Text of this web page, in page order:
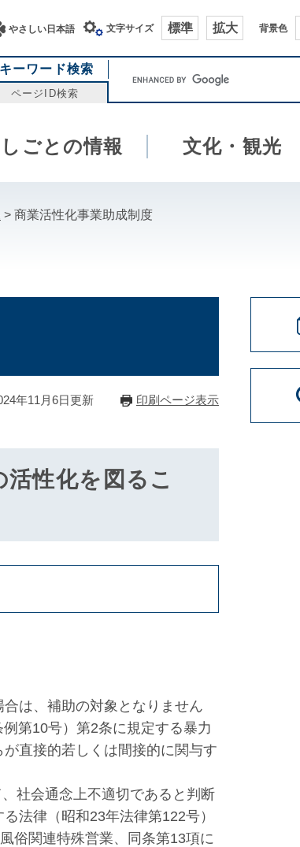
やさしい日本語 文字サイズ 標準 拡大 背景色
キーワード検索
ページID検索
ワ
ド
索
しごとの情報 文化・観光
> 商業活性化事業助成制度
年11月6日更新 印刷ページ表示
性化を図るこ
は、補助の対象となりません
第10号）第2条に規定する暴力
直接的若しくは間接的に関与す
社会通念上不適切であると判断
法律（昭和23年法律第122号）
俗関連特殊営業、同条第13項に